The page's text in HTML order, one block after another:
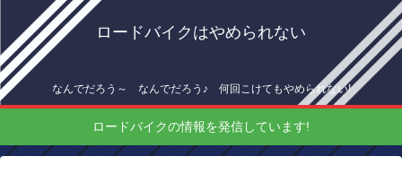
ロードバイクはやめられない
なんでだろう～ なんでだろう♪ 何回こけてもやめられない!
ロードバイクの情報を発信しています!